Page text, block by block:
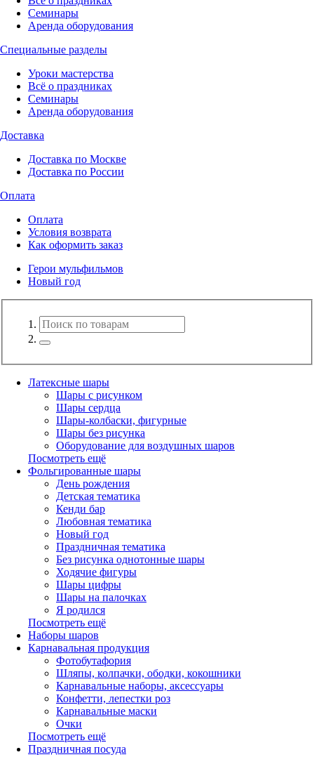
Семинары
Аренда оборудования
Специальные разделы
Уроки мастерства
Всё о праздниках
Семинары
Аренда оборудования
Доставка
Доставка по Москве
Доставка по России
Оплата
Оплата
Условия возврата
Как оформить заказ
Герои мульфильмов
Новый год
Латексные шары
Шары с рисунком
Шары сердца
Шары-колбаски, фигурные
Шары без рисунка
Оборудование для воздушных шаров
Посмотреть ещё
Фольгированные шары
День рождения
Детская тематика
Кенди бар
Любовная тематика
Новый год
Праздничная тематика
Без рисунка однотонные шары
Ходячие фигуры
Шары цифры
Шары на палочках
Я родился
Посмотреть ещё
Наборы шаров
Карнавальная продукция
Фотобутафория
Шляпы, колпачки, ободки, кокошники
Карнавальные наборы, аксессуары
Конфетти, лепестки роз
Карнавальные маски
Очки
Посмотреть ещё
Праздничная посуда